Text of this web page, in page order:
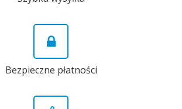
Bezpieczne płatności